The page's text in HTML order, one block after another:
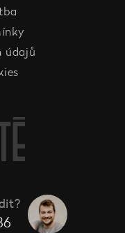
údajů